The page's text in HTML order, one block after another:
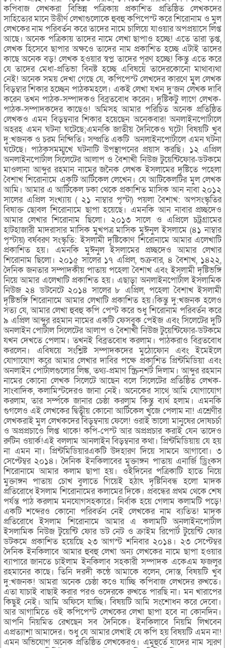
কপিবাজ লেখকরা বিভিন্ন পত্রিকায় প্রকাশিত প্রতিষ্ঠিত লেখকদের
সাহিত্যের মানে উত্তীর্ণ লেখাগুলোকে হুবহু কপিপেস্ট করে শিরোনাম ও মুল
লেখকের নাম পরিবর্তন করে তাদের নামে চালিয়ে যাওয়ার অপপ্রয়াসে লিপ্ত
আছে। অনেক পত্রিকায় তাদের নামে লেখা ছাপাও হচ্ছে! এতে তারা তৃপ্ত,
লেখক হিসেবে ছাপার অক্ষওে তাদের নাম প্রকাশিত হচ্ছে এটাই তাদের
কাছে অনেক বড়! লেখক হওয়ার স্বপ্ন তাদের পূরণ হচ্ছে! কিন্তু এতে করে
যে তাদের মেধা-প্রতিভা বিনষ্ট হচ্ছে এবিষয়ে তাদেরকোনো মাথাব্যথা
নেই! অনেক সময় দেখা গেছে যে, কপিপেস্ট লেখদের কারণে মুূল লেখক
বিড়ম্বার শিকার হচ্ছেন পাঠকমহলে। একই লেখা যখন দু’জন লেখক দাবি
করেন তখন পাঠক-সম্পাদকও বিব্রতবোধ করেন। দৃষ্টিকটু লাগে লেখক-
পাঠক-সম্পাদকদের কাছেও! অমিসহ আমার পরিচিত অনেক প্রতিষ্ঠিত
লেখকও এমন বিড়ম্বনার শিকার হয়েছেন অনেকবার! অনলাইনপোর্টালে
অহরহ এমন ঘটনা ঘটেছে;এমনকি জাতীয় দৈনিকেও ঘটে! বিষয়টি খুব
দু:খজনক ও চরম নিন্দিতি। সম্প্রতি একটি অনলাইনপোর্টালে এমন ঘটনা
ঘটেছে। পাঠকসমম্মুখে ঘটনাটি উপস্থাপনের প্রয়াস করছি। ১২ এপ্রিল
অনলাইনপোর্টাল সিলেটের আলাপ ও বৈশাখী নিউজ টুয়েন্টিফোর-ডটকমে
মাওলানা আব্দুর রহমান নামের জনৈক লেখক ইসলামের দৃষ্টিতে পহেলা
বৈশাখ শিরোনামে একটি আর্টিকেল লেখেন। যে আটিকেলটির মুল লেখক
আমি। আমার এ আর্টিকেল ঢকা থেকে প্রকাশিত মাসিক আন নাবা ২০১২
সালের এপ্রিল সংখ্যায় ( ২১ নাম্বার পৃস্টা) পয়লা বৈশাখ: অপসংস্কৃতির
বিষাক্ত ছোবল শিরোনামে ছাপা হয়েছে। এমনকি আন নাবার প্রচ্ছদেও
আমার লেখার শিরোনাম ছিলো। ২০১৩ সালে ও এপ্রিলে চট্রগ্রামের
হাটহাজারী মাদরাসার মাসিক মুখপত্র মাসিক মুঈনুল ইসলামে (৪১ নাম্বার
পৃস্টায়) বর্ষবরণ সংস্কৃতি: ইসলামী দৃষ্টিকোণ শিরোনামে আমার এলেখাটি
প্রকাশিত হয়। এমনকি মুঈনুল ইসলামের প্রচ্ছদেও আমার লেখার
শিরোনাম ছিলো। ২০১৫ সালের ১৭ এপ্রিল, শুক্রবার, ৪ বৈশাখ, ১৪২২,
দৈনিক জনতার সম্পাদকীয় পাতায় পহেলা বৈশাখ এবং ইসলামী দৃষ্টিভঙ্গি
নিয়ে আমার এলেখাটি প্রকাশিত হয়। এছাড়া অনলাইনপোর্টাল ইসলামিক
নিউজ ২৪ ডটনেটে ২০১৪ সালের ৮ এপ্রিল, পহেলা বৈশাখ ইসলামী
দৃষ্টিভঙ্গি শিরোনামে আমার লেখাটি প্রকাশিত হয়।কিন্তু দু:খজনক হলেও
সত্য যে, আমার লেখা হুবহু কপি পেস্ট করে শুধু শিরোনাম পরিবর্তন করে
৯ এপ্রিল আব্দুর রহমান নামের একটি ফেসবুক পেইজ এবং সিলেটের দুটি
অনলাইন পোর্টাল সিলেটের আলাপ ও বৈশাখী নিউজ টুয়েন্টিফোর-ডটকমে
যখন দেখতে পেলাম। তখনই বিব্রতবোধ করলাম। পাঠকরাও বিব্রতবোধ
করলেন। এবিষয়ে সংশ্লিষ্ট সম্পাদকদের মুঠোফোন এবং ইমেইলে
যোগাযোগ করে আমার লেখার দাবির পক্ষে প্রকাশিত প্রিন্টমিডিয়া এবং
অনলাইন পোর্টালগুলোর লিঙ্ক, তথ্য-প্রমাণ স্ক্রিনশর্ট দিলাম। আব্দুর রহমান
নামের কোনো লেখক সিলেটে আছেন বলে সিলেটের প্রতিষ্ঠিত লেখক-
সাংবাদিক, কলামিস্টদেরও জানা নেই। অনেকের সাথে আমি যোগাযোগ
করলাম, তার সর্ম্পকে জানার চেষ্ঠা করলাম কিন্তু ব্যর্থ হলাম। এমনকি
গুগলেও এই লেখকের দ্বিত্বীয় কোনো আর্টিকেল খুঁজে পেলাম না! এশ্রেণীর
লেখকরাই মুল লেখকদের বিড়ম্বনায় ফেলে! ওরাই ভালো মানুষের দোষচর্চা
ও অপ্রপ্রচাওে লিপ্ত থাকে! কপি-পেস্ট আর অপ্রপ্রচার করাই যেন তাদেও
রুটিন ওয়ার্ক!এই বললাম আনলাইন বিড়ম্বনার কথা। প্রিন্টমিডিয়ায় যে হয়
না এমন না। প্রিন্টমিডিয়ারএকটি উদহারণ দিয়ে সামনে আগাবো। ৩
সেপ্টেম্বর ২০১৪। দৈনিক ইনকিলাবের মুক্তাঙ্গন পাতায় এনার্জি ড্রিংকস
শিরোনামে আমার কলাম ছাপা হয়। ওইদিনের পত্রিকাটি হাতে নিয়ে
মুক্তাঙ্গন পাতায় চোখ বুলাতে গিয়েই হঠাৎ দৃষ্টিনিবন্ধ হলো মাদক
প্রতিরোধে ইসলাম শিরোনামের কলামের দিকে। প্রবন্ধের প্রথম থেকে শেষ
পর্যন্ত পাঠ করলাম মনযোগসহকারে। নির্বাক হয়ে গেলাম কলামটি পড়ে!
একটি শব্দেরও কোনো পরিবর্তন নেই লেখকের নাম ব্যতিত! মাদক
প্রতিরোধে ইসলাম শিরোনামে আমার এ কলামটি অনলাইনপোর্টাল
ইসলামিক নিউজ টুয়েন্টি ফোর ডট নেট ও ক্রাইম রিপোর্ট টুয়েন্টি ফোর
ডটকমে প্রকাশিত হয়েছিে ২৩ আগস্ট শনিবার ২০১৪। ২৩ সেপ্টেম্বর
দৈনিক ইনকিলাবে আমার হুবহু লেখা অন্য লেখকের নামে ছাপা হওয়ার
ব্যাপারে জানতে চাইলাম ইনকিলাব সহকারী সম্পাদক একেএম ফজলুর
রহমানের কাছে। তিনি দরদী কন্ঠে আমাকে বলেন, দোস্ত, বিষয়টি খুব
দু:খজনক! আমরা অনেক চেষ্ঠা কওে যাচ্ছি কপিবাজ লেখদের রুখতে।
এতা যাচাই বাছাই করার পরও ওদেরকে রুখতে পারছি না। মন খারাপের
কিছুই নেই। আমি অফিসে যাচ্ছি। বিষয়টি আমি সংশোধন করে দেবো।
আর আগামিতে ওই কপিপেস্ট লেখকের লেখা ছাপা হবে না কোনদিন।
আপনি নিয়মিত রেখছেন সব দৈনিকে। ইনকিলাবে নিয়মি লিখবেন
এপ্রত্যাশা আমাদের। শুধু যে আমার লেখাই যে কপি হয় বিষয়টি এমন না!
এমন অভিযোগ অনেক প্রতিষ্ঠিত লেখকেরও। এমুহুর্তে যাদের নাম স্মরণ